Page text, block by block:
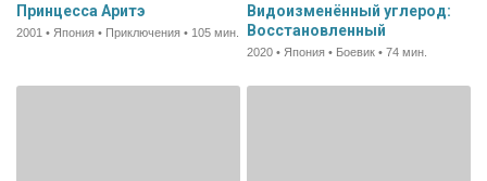
Принцесса Аритэ
2001 • Япония • Приключения • 105 мин.
Видоизменённый углерод:
Восстановленный
2020 • Япония • Боевик • 74 мин.